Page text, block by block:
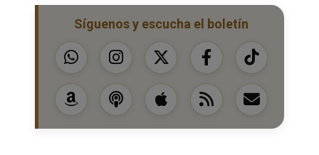
Síguenos y escucha el boletín